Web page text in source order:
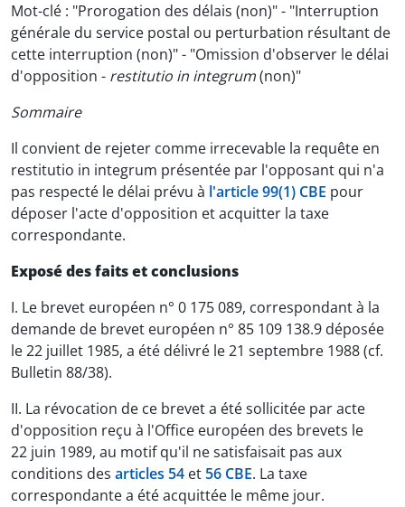
Mot-clé : "Prorogation des délais (non)" - "Interruption
générale du service postal ou perturbation résultant de
cette interruption (non)" - "Omission d'observer le délai
d'opposition - restitutio in integrum(non)"
Sommaire
Il convient de rejeter comme irrecevable la requête en
restitutio in integrum présentée par l'opposant qui n'a
pas respecté le délai prévu à l'article 99(1) CBE pour
déposer l'acte d'opposition et acquitter la taxe
correspondante.
Exposé des faits et conclusions
I. Le brevet européen n° 0 175 089, correspondant à la
demande de brevet européen n° 85 109 138.9 déposée
le 22 juillet 1985, a été délivré le 21 septembre 1988 (cf.
Bulletin 88/38).
II. La révocation de ce brevet a été sollicitée par acte
d'opposition reçu à l'Office européen des brevets le
22 juin 1989, au motif qu'il ne satisfaisait pas aux
conditions des articles 54 et56 CBE. La taxe
correspondante a été acquittée le même jour.